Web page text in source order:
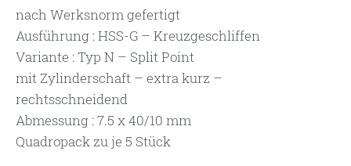
nach Werksnorm gefertigt
Ausführung : HSS-G – Kreuzgeschliffen
Variante : Typ N – Split Point
mit Zylinderschaft – extra kurz –
rechtsschneidend
Abmessung : 7.5 x 40/10 mm
Quadropack zu je 5 Stück